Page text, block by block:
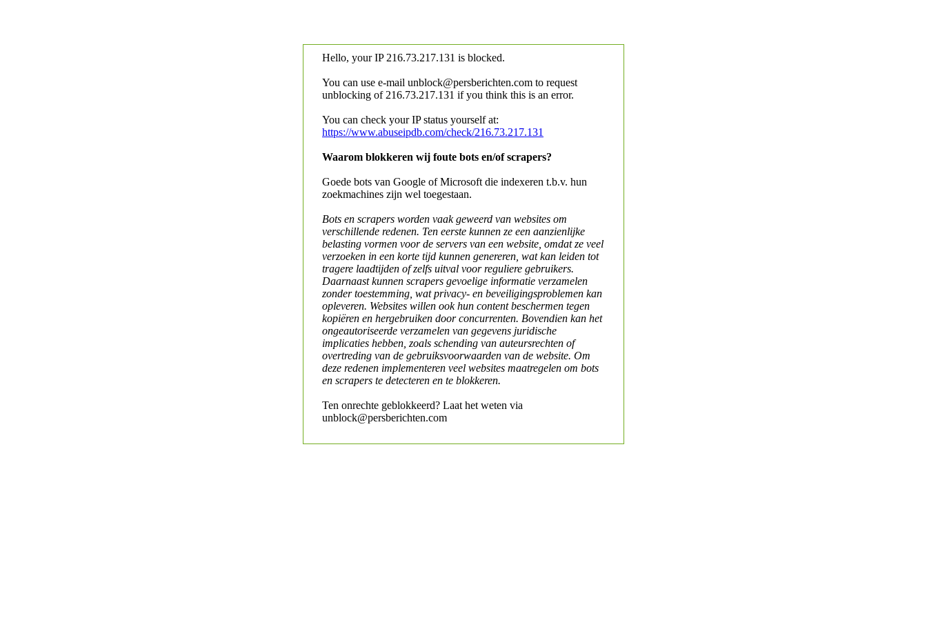
Hello, your IP 216.73.217.131 is blocked.
You can use e-mail unblock@persberichten.com to request
unblocking of 216.73.217.131 if you think this is an error.
You can check your IP status yourself at:
https://www.abuseipdb.com/check/216.73.217.131
Waarom blokkeren wij foute bots en/of scrapers?
Goede bots van Google of Microsoft die indexeren t.b.v. hun
zoekmachines zijn wel toegestaan.
Bots en scrapers worden vaak geweerd van websites om
verschillende redenen. Ten eerste kunnen ze een aanzienlijke
belasting vormen voor de servers van een website, omdat ze veel
verzoeken in een korte tijd kunnen genereren, wat kan leiden tot
tragere laadtijden of zelfs uitval voor reguliere gebruikers.
Daarnaast kunnen scrapers gevoelige informatie verzamelen
zonder toestemming, wat privacy- en beveiligingsproblemen kan
opleveren. Websites willen ook hun content beschermen tegen
kopiëren en hergebruiken door concurrenten. Bovendien kan het
ongeautoriseerde verzamelen van gegevens juridische
implicaties hebben, zoals schending van auteursrechten of
overtreding van de gebruiksvoorwaarden van de website. Om
deze redenen implementeren veel websites maatregelen om bots
en scrapers te detecteren en te blokkeren.
Ten onrechte geblokkeerd? Laat het weten via
unblock@persberichten.com